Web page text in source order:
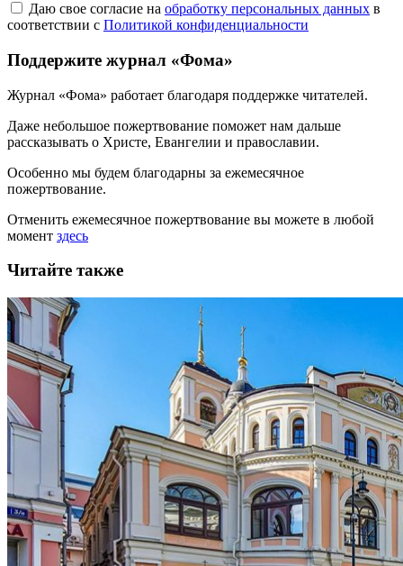
Даю свое согласие на обработку персональных данных в
соответствии с Политикой конфиденциальности
Поддержите журнал «Фома»
Журнал «Фома» работает благодаря поддержке читателей.
Даже небольшое пожертвование поможет нам дальше
рассказывать о Христе, Евангелии и православии.
Особенно мы будем благодарны за ежемесячное
пожертвование.
Отменить ежемесячное пожертвование вы можете в любой
момент здесь
Читайте также